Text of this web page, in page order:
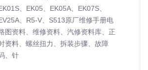
、EK05、EK05A、EK07S、
、R5-V、S513原厂维修手册电
图资料、维修资料、汽修资料库、正
资料、螺丝扭力、拆装步骤、故障
、针